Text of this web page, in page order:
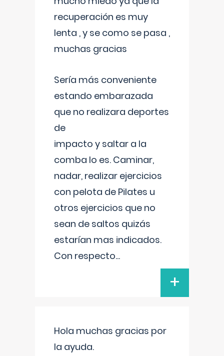
recuperación es muy
lenta , y se como se pasa ,
muchas gracias
Sería más conveniente
estando embarazada
que no realizara deportes
de
impacto y saltar a la
comba lo es. Caminar,
nadar, realizar ejercicios
con pelota de Pilates u
otros ejercicios que no
sean de saltos quizás
estarían mas indicados.
Con respecto...
+
Hola muchas gracias por
la ayuda.